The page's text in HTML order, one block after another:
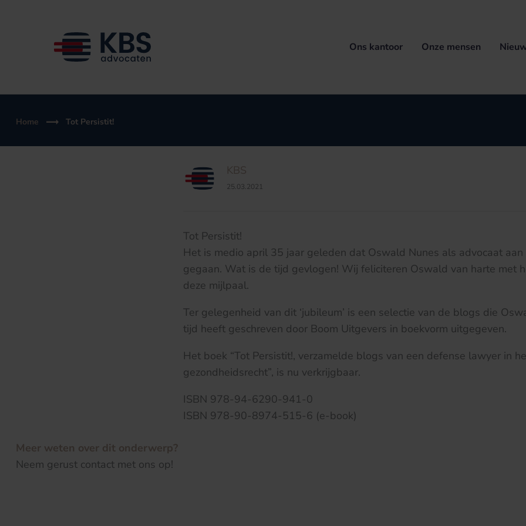
Ons kantoor Onze mensen
Home Tot Persistit!
KBS
25.03.2021
Tot Persistit!
Het is medio april 35 jaar geleden dat Oswald Nunes als advocaat
gegaan. Wat is de tijd gevlogen! Wij feliciteren Oswald van harte met
deze mijlpaal.
Ter gelegenheid van dit ‘jubileum’ is een selectie van de blogs die
tijd heeft geschreven door Boom Uitgevers in boekvorm uitgegeven.
Het boek “Tot Persistit!, verzamelde blogs van een defense lawyer in
gezondheidsrecht”, is nu verkrijgbaar.
ISBN 978-94-6290-941-0
ISBN 978-90-8974-515-6 (e-book)
Meer weten over dit onderwerp?
Neem gerust contact met ons op!